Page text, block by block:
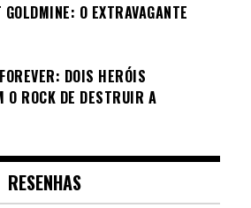
GOLDMINE: O EXTRAVAGANTE
DOIS HERÓIS
O ROCK DE DESTRUIR A
RESENHAS